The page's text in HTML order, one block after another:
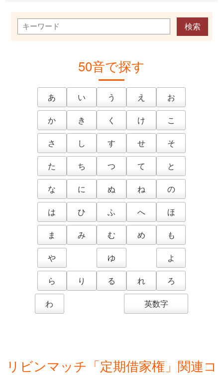
50音で探す
あ い う え
お
か
き く け
こ
さ
し す せ
そ
た
ち つ て
と
な
に ぬ ね
の
は
ひ ふ へ
ほ
ま
み む め
も
や
ゆ
よ
ら
り る れ
ろ
わ
英数字
リビンマッチ「定期借家権」関連コ